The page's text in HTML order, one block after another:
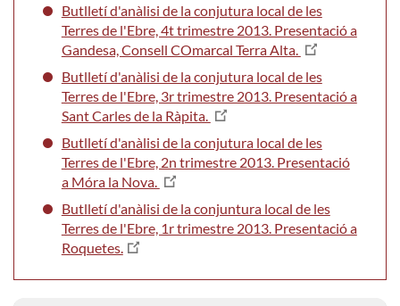
Butlletí d'anàlisi de la conjutura local de les
Terres de l'Ebre, 4t trimestre 2013. Presentació a
Gandesa, Consell COmarcal Terra Alta.
Butlletí d'anàlisi de la conjutura local de les
Terres de l'Ebre, 3r trimestre 2013. Presentació a
Sant Carles de la Ràpita.
Butlletí d'anàlisi de la conjutura local de les
Terres de l'Ebre, 2n trimestre 2013. Presentació
a Móra la Nova.
Butlletí d'anàlisi de la conjuntura local de les
Terres de l'Ebre, 1r trimestre 2013. Presentació a
Roquetes.